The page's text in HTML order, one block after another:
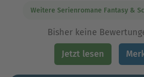
Weitere Serienromane Fantasy &
Bisher keine
Jetzt lesen